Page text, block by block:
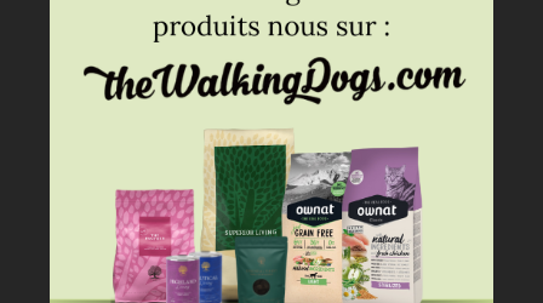
Il s’agit d’un chien detaille moyenne
une allure imposante. Il a une ossature
développée et un corps dans l'ensemble
musclé. Son ventre bien relevé et sa